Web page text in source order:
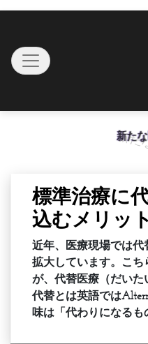
contentToggle navigation
新た
標準治療に
込むメリット
近年、医療現場では
拡大しています。こ
が、代替医療（だいた
代替とは英語では
味は「代わりになる